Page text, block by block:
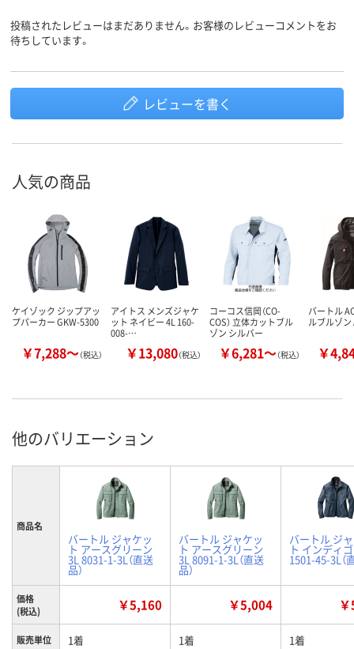
投稿されたレビューはまだありません。お客様のレビューコメントをお
待ちしています。
レビューを書く
人気の商品
ケイゾック ジップアッ
プパーカー GKW-5300
￥7,288～（税込）
アイトス メンズジャケ
ット ネイビー 4L 160-
008-…
￥13,080（税込）
コーコス信岡（CO-
COS） 立体カットブル
ゾン シルバー
￥6,281～（税込）
バートル
ルブルゾン
￥
他のバリエーション
商品名
バートル ジャケッ
ト アースグリーン
3L 8031-1-3L（直送
品）
バートル ジャケッ
ト アースグリーン
3L 8091-1-3L（直送
品）
バートル ジ
ト インディ
1501-45-3L（
価格
(税込)
￥5,160 ￥5,004
販売単位 1着 1着 1着